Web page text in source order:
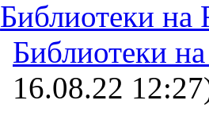
Библиотеки на
Библиотеки
16.08.22